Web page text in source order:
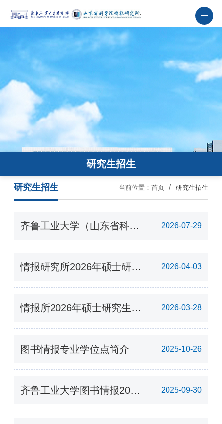
研究生招生
当前位置：首页 研究生招生
研究生招生
2026-07-29
齐鲁工业大学（山东省科学
2026-04-03
情报研究所2026年硕士研究
2026-03-28
情报所2026年硕士研究生
2025-10-26
图书情报专业学位点简介
2025-09-30
齐鲁工业大学图书情报2026